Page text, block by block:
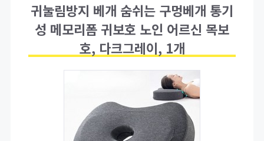
귀눌림방지 베개 숨쉬는 구멍베개 통기
성 메모리폼 귀보호 노인 어르신 목보
호, 다크그레이, 1개